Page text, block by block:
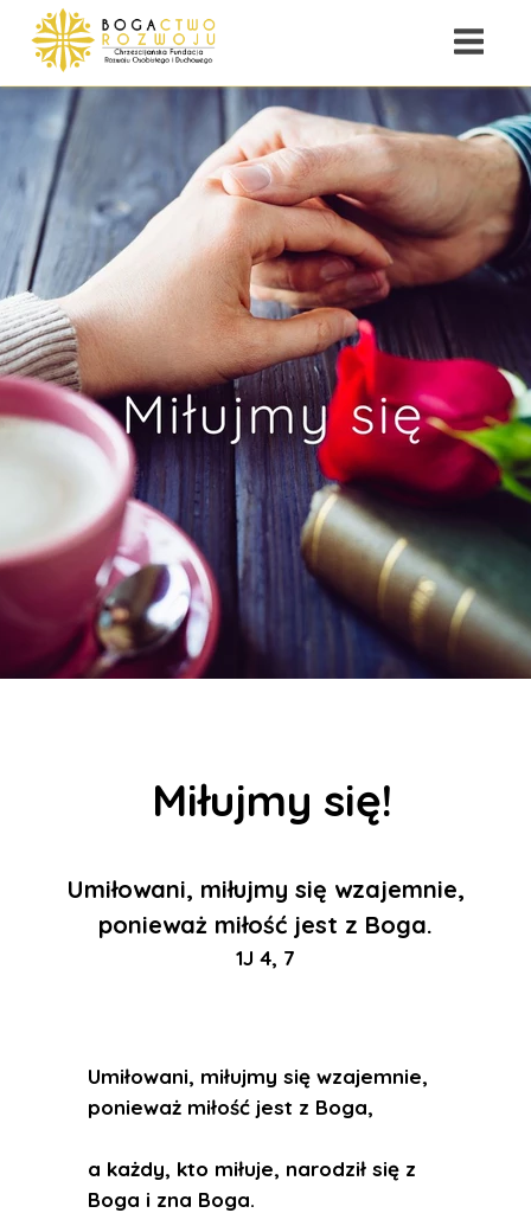
Miłujmy się!
Umiłowani, miłujmy się wzajemnie,
ponieważ miłość jest z Boga.
1J 4, 7
Umiłowani, miłujmy się wzajemnie,
ponieważ miłość jest z Boga,
a każdy, kto miłuje, narodził się z
Boga i zna Boga.